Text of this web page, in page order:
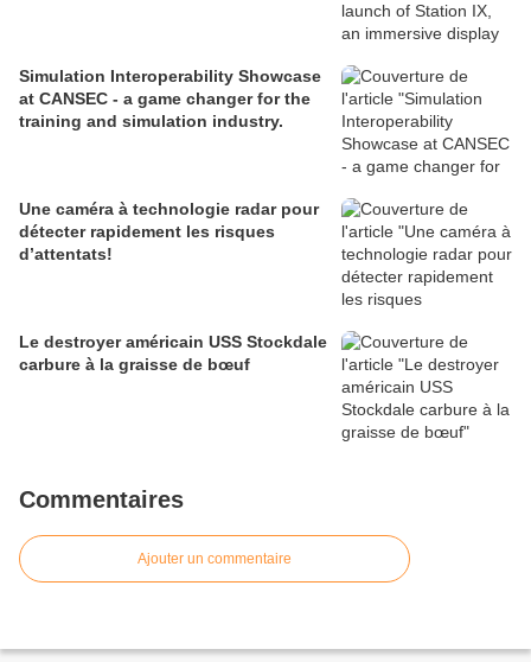
Simulation Interoperability Showcase
at CANSEC - a game changer for the
training and simulation industry.
Une caméra à technologie radar pour
détecter rapidement les risques
d’attentats!
Le destroyer américain USS Stockdale
carbure à la graisse de bœuf
Commentaires
Ajouter un commentaire